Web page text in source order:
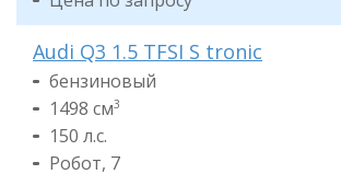
Audi Q3 1.5 TFSI S tronic
бензиновый
1498 см3
150 л.с.
Робот, 7